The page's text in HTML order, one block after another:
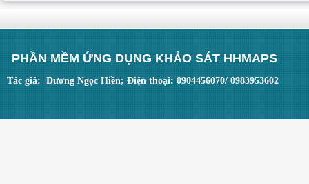
PHẦN MỀM ỨNG DỤNG KHẢO SÁT HHMAPS
Tác giả: Dương Ngọc Hiền; Điện thoại: 0904456070/ 0983953602